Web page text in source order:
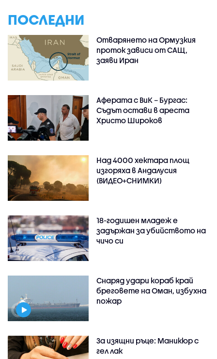
ПОСЛЕДНИ
Отварянето на Ормузкия
проток зависи от САЩ,
заяви Иран
Аферата с ВиК – Бургас:
Съдът остави в ареста
Христо Широков
Над 4000 хектара площ
изгоряха в Андалусия
(ВИДЕО+СНИМКИ)
18-годишен младеж е
задържан за убийството на
чичо си
Снаряд удари кораб край
бреговете на Оман, избухна
пожар
За изящни ръце: Маникюр с
гел лак